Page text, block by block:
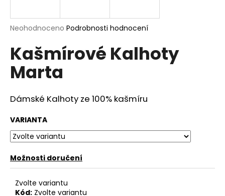
Průměrné
produktu
je
0,0
hvězdiček.
Neohodnoceno Podrobnosti hodnocení
Kašmírové Kalhoty
Marta
Dámské Kalhoty ze 100% kašmíru
VARIANTA
Možnosti doručení
Zvolte variantu
Kód: Zvolte variantu
j
t
?
D
o
p
o